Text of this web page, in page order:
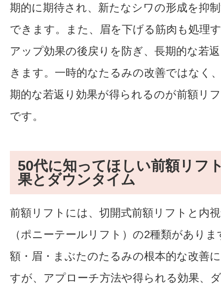
期的に期待され、新たなシワの形成を抑
できます。また、眉を下げる筋肉も処理
アップ効果の後戻りを防ぎ、長期的な若
きます。一時的なたるみの改善ではなく
期的な若返り効果が得られるのが前額リ
です。
50代に知ってほしい前額リフ
果とダウンタイム
前額リフトには、切開式前額リフトと内
（ポニーテールリフト）の2種類があり
額・眉・まぶたのたるみの根本的な改善
すが、アプローチ方法や得られる効果、